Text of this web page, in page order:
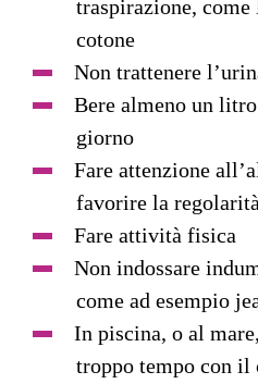
traspirazione, come
cotone
Non trattenere
Bere almeno un
giorno
Fare attenzione
favorire la
Fare attività fisica
Non indossare
come ad esempio
In piscina, o al
troppo tempo con il